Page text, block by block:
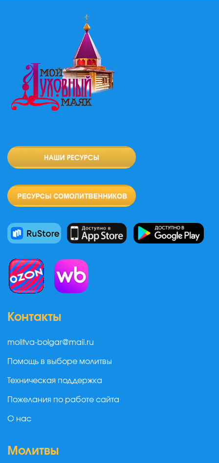
Контакты
molitva-bolgar@mail.ru
Помощь в выборе молитвы
Техническая поддержка
Пожелания по работе сайта
О нас
Молитвы